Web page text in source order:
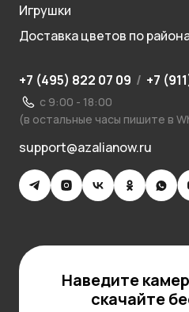
Игрушки
Доставка цветов по
+7 (495) 822 07 09 / +7
с 9:00 - 18:00
(в остальные часы пишите в
support@azalianow.ru
Наведите
скачайте